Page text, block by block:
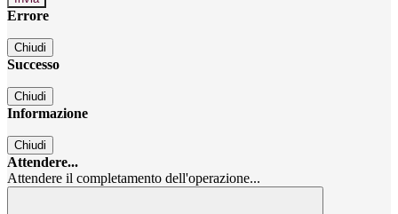
Errore
Chiudi
Successo
Chiudi
Informazione
Chiudi
Attendere...
Attendere il completamento dell'operazione...